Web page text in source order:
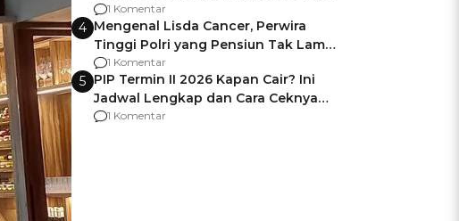
Kena hingga 75% PKB
1 Komentar
4 Mengenal Lisda Cancer, Perwira
Tinggi Polri yang Pensiun Tak Lama
Usai Jadi Brigjen
1 Komentar
5 PIP Termin II 2026 Kapan Cair? Ini
Jadwal Lengkap dan Cara Ceknya
agar Dana Tidak Hangus!
1 Komentar